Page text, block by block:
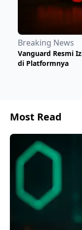
Breaking News
Vanguard Resmi
di Platformnya
Most Read